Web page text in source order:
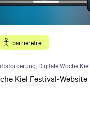
barrierefrei
Digitale Woche Kiel
Kiel Festival-Website